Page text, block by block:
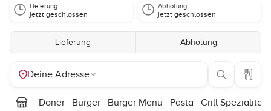
Lieferung
jetzt geschlossen
Abholung
jetzt geschlossen
Lieferung Abholung
Deine Adresse
Döner Burger Burger Menü Pasta Grill